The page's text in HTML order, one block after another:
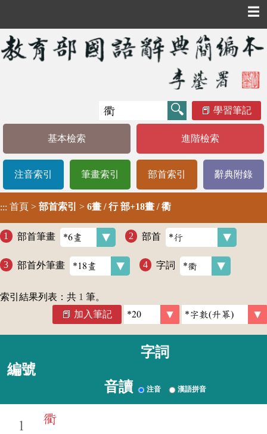
☰
學習筆記
基本檢索 進階檢索
注音索引 筆畫索引 部首索引 辭典附錄
::: 首頁 > 部首索引 > 6畫 / 行 部+18畫 / 衢
部首筆畫 部首
部首外筆畫 字詞
索引結果列表：共 1 筆。
加入筆記
編號
字詞
音讀 注音 漢語拼音
1
衢